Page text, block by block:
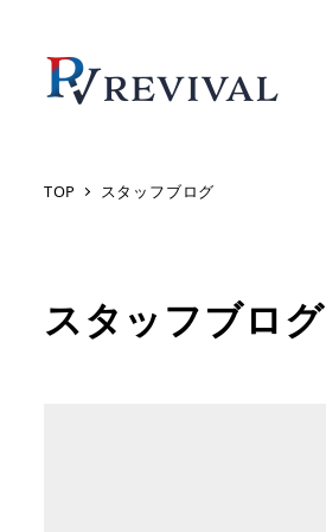
TOP スタッフブログ
スタッフブログ